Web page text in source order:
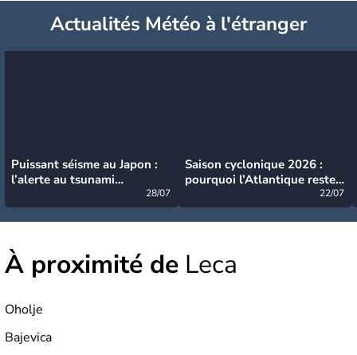
Actualités Météo à l'étranger
Puissant séisme au Japon :
l’alerte au tsunami
28/07
Saison cyclonique 2026 :
pourquoi l’Atlantique reste
22/07
À proximité de Leca
Oholje
Bajevica